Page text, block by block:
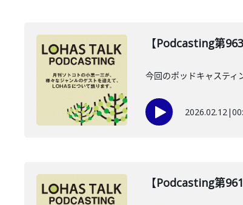
【Podcasting第
今回のポッドキャスティ
2026.02.12|
【Podcasting第